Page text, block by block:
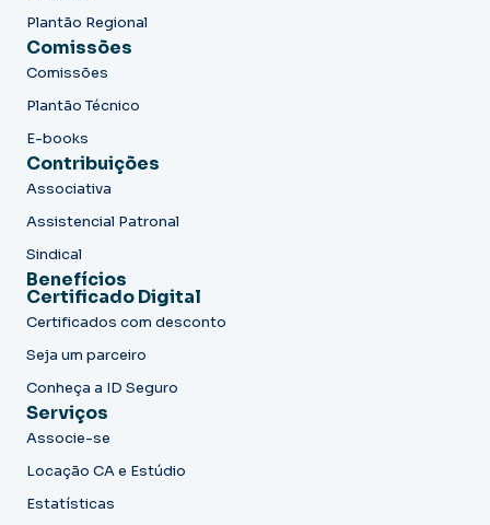
Plantão Regional
Comissões
Comissões
Plantão Técnico
E-books
Contribuições
Associativa
Assistencial Patronal
Sindical
Benefícios
Certificado Digital
Certificados com desconto
Seja um parceiro
Conheça a ID Seguro
Serviços
Associe-se
Locação CA e Estúdio
Estatísticas